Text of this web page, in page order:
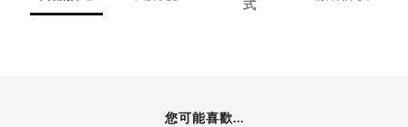
式
您可能喜歡...